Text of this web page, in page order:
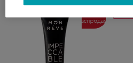
распродажа